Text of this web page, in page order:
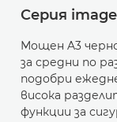
Серия
Мощен A3
за средни по
подобри
висока
функции за